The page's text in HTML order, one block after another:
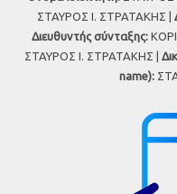
ΣΤΑΥΡΟΣ Ι. ΣΤΡΑΤΑΚΗΣ |
Διευθυντής σύνταξης:
ΣΤΑΥΡΟΣ Ι. ΣΤΡΑΤΑΚΗΣ |
name):